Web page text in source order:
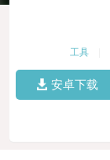
工具
安卓下载